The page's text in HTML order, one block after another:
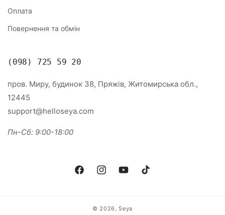
Оплата
Повернення та обмін
(098) 725 59 20
пров. Миру, будинок 38, Пряжів, Житомирська обл.,
12445
support@helloseya.com
Пн-Сб: 9:00-18:00
FacebookInstagramYouTubeTikTok
© 2026,Seya